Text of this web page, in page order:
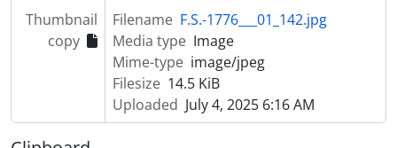
[Item] Retrato de grupo
[Item] Retrato de grupo
[Item] Grupo de trabalhadores a merendar
[Item] Grupo familiar
[Item] Anna Horvatt Almeida e criadas na Quinta Progresso
[Item] Retrato de grupo
Thumbnail
copy
Filename F.S.-1776___01_142.jpg
Media type Image
Mime-type image/jpeg
Filesize 14.5 KiB
Uploaded July 4, 2025 6:16 AM